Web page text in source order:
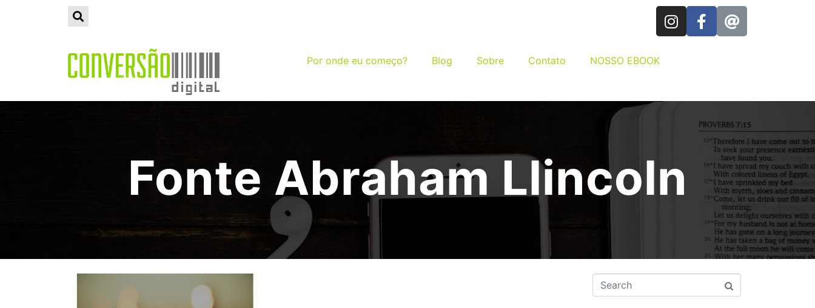
Por onde eu começo? Blog Sobre Contato NOSSO EBOOK
Fonte Abraham Llincoln